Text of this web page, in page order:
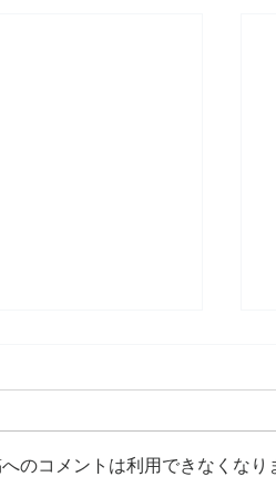
のコメントは利用できなくな